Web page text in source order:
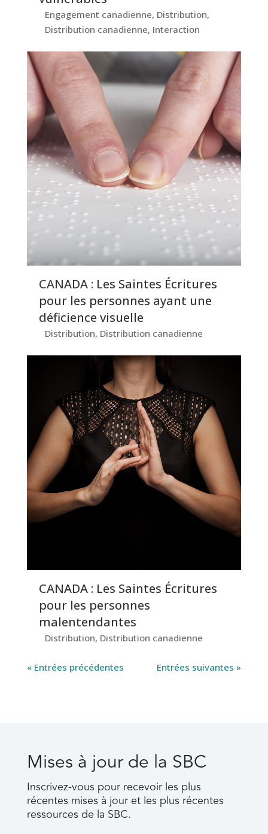
Engagement canadienne, Distribution,
Distribution canadienne, Interaction
CANADA : Les Saintes Écritures
pour les personnes ayant une
déficience visuelle
Distribution, Distribution canadienne
CANADA : Les Saintes Écritures
pour les personnes
malentendantes
Distribution, Distribution canadienne
« Entrées précédentes Entrées suivantes »
Mises à jour de la SBC
Inscrivez-vous pour recevoir les plus
récentes mises à jour et les plus récentes
ressources de la SBC.